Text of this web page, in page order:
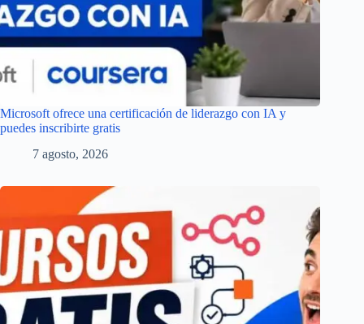
Microsoft ofrece una certificación de liderazgo con IA y
puedes inscribirte gratis
7 agosto, 2026